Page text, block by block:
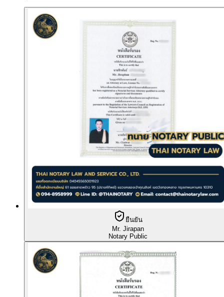
ยืนยัน
Mr. Jirapan
Notary Public